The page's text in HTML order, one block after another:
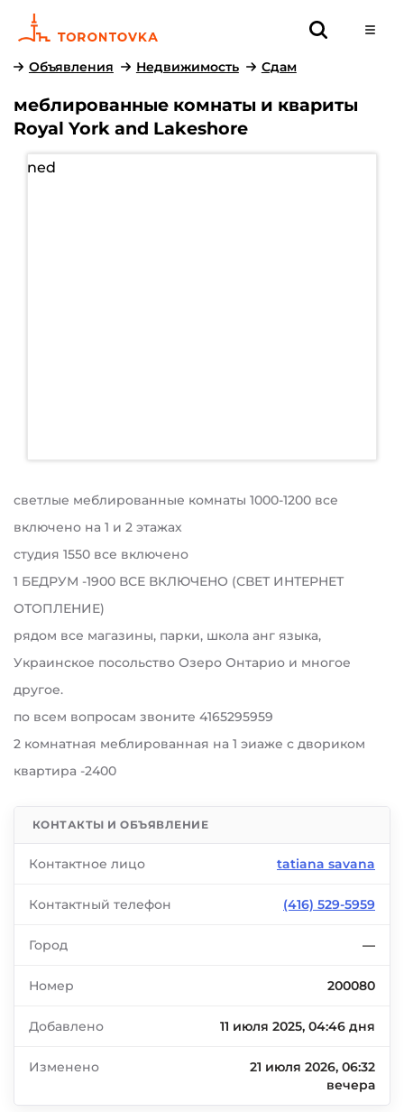
Объявления Недвижимость Сдам
меблированные комнаты и квариты
Royal York and Lakeshore
светлые меблированные комнаты 1000-1200 все
включено на 1 и 2 этажах
студия 1550 все включено
1 БЕДРУМ -1900 ВСЕ ВКЛЮЧЕНО (СВЕТ ИНТЕРНЕТ
ОТОПЛЕНИЕ)
рядом все магазины, парки, школа анг языка,
Украинское посольство Озеро Онтарио и многое
другое.
по всем вопросам звоните 4165295959
2 комнатная меблированная на 1 эиаже с двориком
квартира -2400
КОНТАКТЫ И ОБЪЯВЛЕНИЕ
Контактное лицо tatiana savana
Контактный телефон (416) 529-5959
Город —
Номер 200080
Добавлено 11 июля 2025, 04:46 дня
Изменено
21 июля 2026, 06:32
вечера